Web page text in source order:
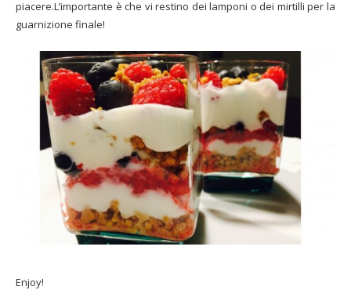
piacere.L’importante è che vi restino dei lamponi o dei mirtilli per la
guarnizione finale!
Enjoy!